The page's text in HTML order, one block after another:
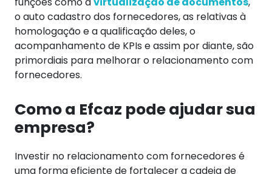
o auto cadastro dos fornecedores, as relativas à
homologação e a qualificação deles, o
acompanhamento de KPIs e assim por diante, são
primordiais para melhorar o relacionamento com
fornecedores.
Como a Efcaz pode ajudar sua
empresa?
Investir no relacionamento com fornecedores é
uma forma eficiente de fortalecer a cadeia de